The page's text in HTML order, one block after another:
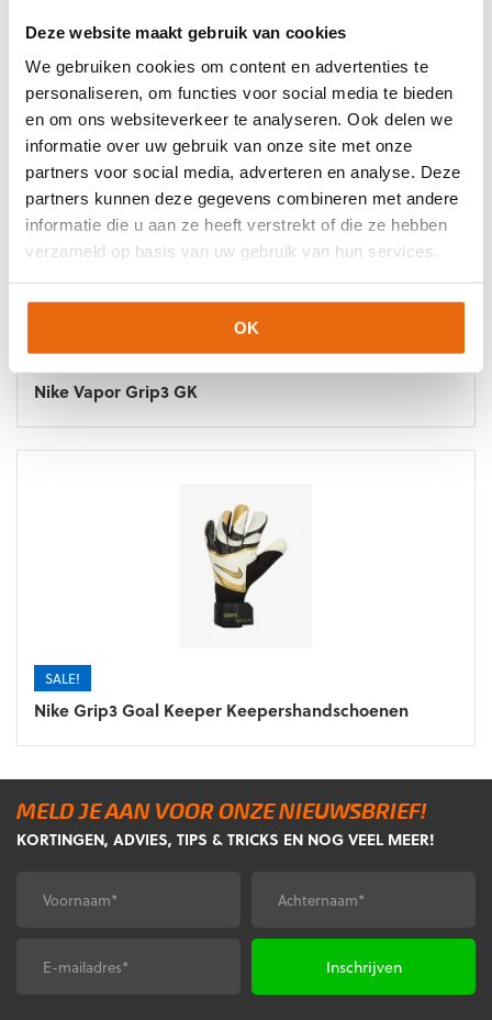
Deze website maakt gebruik van cookies
We gebruiken cookies om content en advertenties te
personaliseren, om functies voor social media te bieden
en om ons websiteverkeer te analyseren. Ook delen we
informatie over uw gebruik van onze site met onze
partners voor social media, adverteren en analyse. Deze
partners kunnen deze gegevens combineren met andere
informatie die u aan ze heeft verstrekt of die ze hebben
verzameld op basis van uw gebruik van hun services.
OK
SALE!
Nike GK Vapor Dynamic Fit Keepershandschoenen
SALE!
Nike Vapor Grip3 GK
SALE!
Nike Grip3 Goal Keeper Keepershandschoenen
MELD JE AAN VOOR ONZE NIEUWSBRIEF!
KORTINGEN, ADVIES, TIPS & TRICKS EN NOG VEEL MEER!
Voornaam* Achternaam*